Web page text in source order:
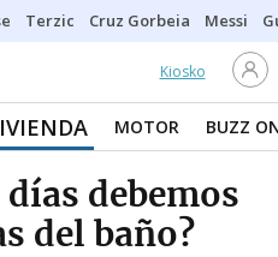
Terzic Cruz Gorbeia Messi
Kiosko
MOTOR BUZZ
debemos
del baño?